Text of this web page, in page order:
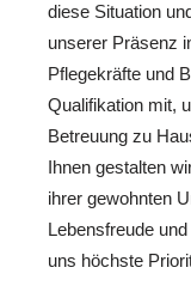
diese Situation
unserer Präsenz
Pflegekräfte und
Qualifikation mit,
Betreuung zu
Ihnen gestalten
ihrer gewohnten
Lebensfreude
uns höchste